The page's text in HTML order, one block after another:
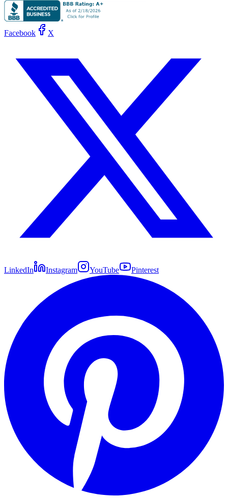
Facebook X
LinkedIn Instagram YouTube Pinterest